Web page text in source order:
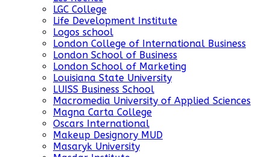
LGC College
Life Development Institute
Logos school
London College of International Business
London School of Business
London School of Marketing
Louisiana State University
LUISS Business School
Macromedia University of Applied Sciences
Magna Carta College
Oscars International
Makeup Designory MUD
Masaryk University